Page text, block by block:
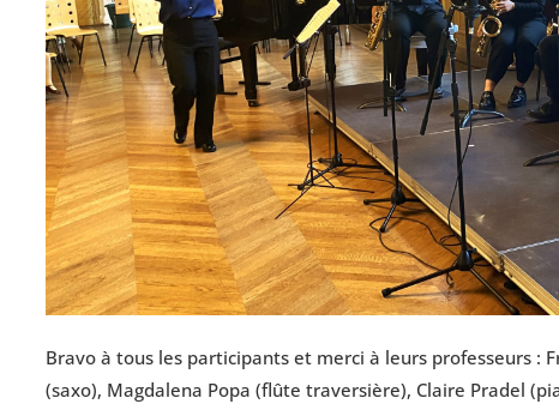
Bravo à tous les participants et merci à leurs professeurs :
(saxo), Magdalena Popa (flûte traversière), Claire Pradel